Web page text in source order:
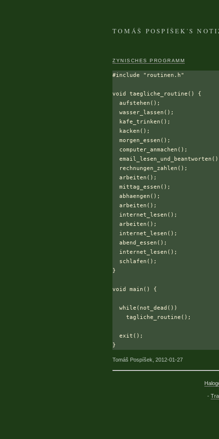
TOMÁŠ POSPÍŠEK'S
ZYNISCHES PROGRAMM
#include "routinen.h"
void taegliche_routine() {
  aufstehen();
  wasser_lassen();
  kafe_trinken();
  kacken();
  morgen_essen();
  computer_anmachen();
  rechnungen_zahlen();
  arbeiten();
  mittag_essen();
  abhaengen();
  arbeiten();
  internet_lesen();
  arbeiten();
  internet_lesen();
  abend_essen();
  internet_lesen();
  schlafen();
}
void main() {
  while(not_dead())
    tagliche_routine();
  exit();
Tomáš Pospíšek, 2012-01-27
-